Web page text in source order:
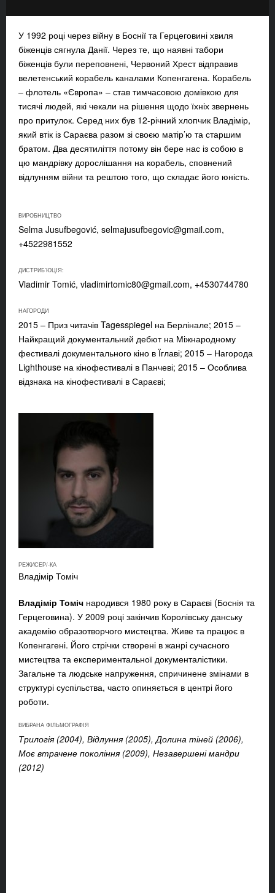
У 1992 році через війну в Боснії та Герцеговині хвиля
біженців сягнула Данії. Через те, що наявні табори
біженців були переповнені, Червоний Хрест відправив
велетенський корабель каналами Копенгагена. Корабель
– флотель «Європа» – став тимчасовою домівкою для
тисячі людей, які чекали на рішення щодо їхніх звернень
про притулок. Серед них був 12-річний хлопчик Владімір,
який втік із Сараєва разом зі своєю матір’ю та старшим
братом. Два десятиліття потому він бере нас із собою в
цю мандрівку дорослішання на корабель, сповнений
відлунням війни та рештою того, що складає його юність.
ВИРОБНИЦТВО
Selma Jusufbegović, selmajusufbegovic@gmail.com,
+4522981552
ДИСТРИБ'ЮЦІЯ:
Vladimir Tomić, vladimirtomic80@gmail.com, +4530744780
НАГОРОДИ
2015 – Приз читачів Tagesspiegel на Берлінале; 2015 –
Найкращий документальний дебют на Міжнародному
фестивалі документального кіно в Їглаві; 2015 – Нагорода
Lighthouse на кінофестивалі в Панчеві; 2015 – Особлива
відзнака на кінофестивалі в Сараєві;
РЕЖИСЕР/-КА
Владімір Томіч
Владімір Томіч народився 1980 року в Сараєві (Боснія та
Герцеговина). У 2009 році закінчив Королівську данську
академію образотворчого мистецтва. Живе та працює в
Копенгагені. Його стрічки створені в жанрі сучасного
мистецтва та експериментальної документалістики.
Загальне та людське напруження, спричинене змінами в
структурі суспільства, часто опиняється в центрі його
роботи.
ВИБРАНА ФІЛЬМОГРАФІЯ
Трилогія (2004), Відлуння (2005), Долина тіней (2006),
Моє втрачене покоління (2009), Незавершені мандри
(2012)